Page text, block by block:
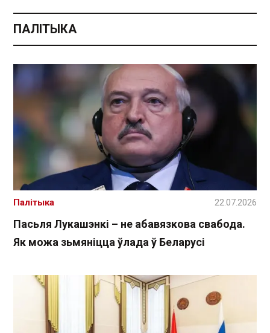
ПАЛІТЫКА
Пасьля Лукашэнкі – не абавязкова свабода.
Як можа зьмяніцца ўлада ў Беларусі
Палітыка 22.07.2026